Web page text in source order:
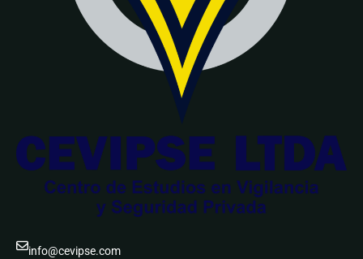
info@cevipse.com